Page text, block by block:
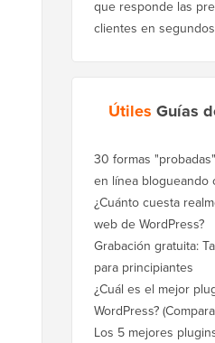
que responde las
clientes en segundos
Útiles Guías
30 formas
en línea blogueando
¿Cuánto cuesta
web de WordPress?
Grabación gratuita:
para principiantes
¿Cuál es el mejor
WordPress?
Los 5 mejores